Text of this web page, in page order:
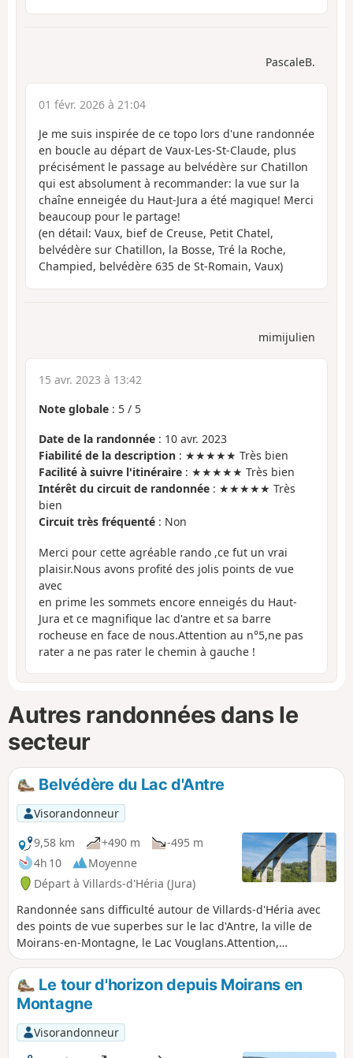
PascaleB.
01 févr. 2026 à 21:04
Je me suis inspirée de ce topo lors d'une randonnée
en boucle au départ de Vaux-Les-St-Claude, plus
précisément le passage au belvédère sur Chatillon
qui est absolument à recommander: la vue sur la
chaîne enneigée du Haut-Jura a été magique! Merci
beaucoup pour le partage!
(en détail: Vaux, bief de Creuse, Petit Chatel,
belvédère sur Chatillon, la Bosse, Tré la Roche,
Champied, belvédère 635 de St-Romain, Vaux)
mimijulien
15 avr. 2023 à 13:42
Note globale : 5 / 5
Date de la randonnée : 10 avr. 2023
Fiabilité de la description : ★★★★★ Très bien
Facilité à suivre l'itinéraire : ★★★★★ Très bien
Intérêt du circuit de randonnée : ★★★★★ Très
bien
Circuit très fréquenté : Non
Merci pour cette agréable rando ,ce fut un vrai
plaisir.Nous avons profité des jolis points de vue
avec
en prime les sommets encore enneigés du Haut-
Jura et ce magnifique lac d'antre et sa barre
rocheuse en face de nous.Attention au n°5,ne pas
rater a ne pas rater le chemin à gauche !
Autres randonnées dans le
secteur
Belvédère du Lac d'Antre
Visorandonneur
9,58 km
+490 m
-495 m
4h 10
Moyenne
Départ à Villards-d'Héria (Jura)
Randonnée sans difficulté autour de Villards-d'Héria avec
des points de vue superbes sur le lac d'Antre, la ville de
Moirans-en-Montagne, le Lac Vouglans.Attention,
interdiction d'accès en cours : suite à un éboulement,
l'accès au belvédère du la d'Antre est interdit jusqu'a nouvel
ordre. Du point (2), rejoindre directement le point (4).
Attention : feu de forêt en cours entre les points (4) et (7)
depuis le 17/08/2025 à 19 h00. Ne pas vous engager sur ce
parcours
Le tour d'horizon depuis Moirans en
Montagne
Visorandonneur